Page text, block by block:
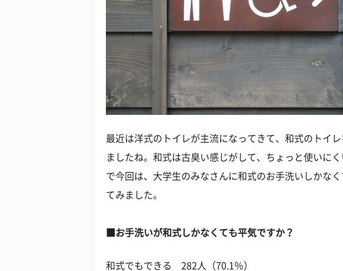
最近は洋式のトイレが主流になってきて、和式のトイ
ましたね。和式は古臭い感じがして、ちょっと使いに
で今回は、大学生のみなさんに和式のお手洗いしかな
てみました。
■お手洗いが和式しかなくても平気ですか？
和式でもできる 282人（70.1％）